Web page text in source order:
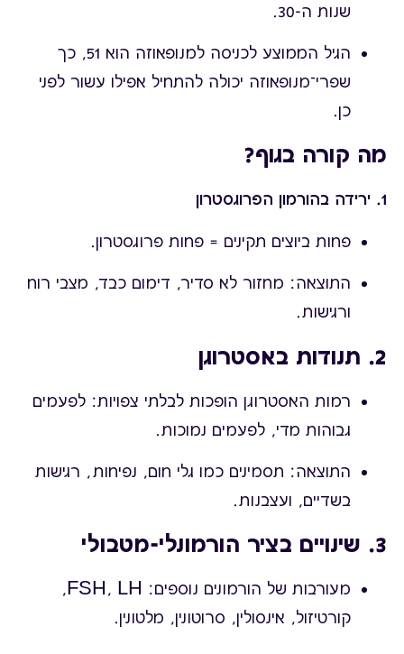
שנות ה-30.
הגיל הממוצע לכניסה למנופאוזה הוא 51, כך
שפרי־מנופאוזה יכולה להתחיל אפילו עשור לפני
כן.
מה קורה בגוף?
1. ירידה בהורמון הפרוגסטרון
פחות ביוצים תקינים = פחות פרוגסטרון.
התוצאה: מחזור לא סדיר, דימום כבד, מצבי רוח
ורגישות.
2. תנודות באסטרוגן
רמות האסטרוגן הופכות לבלתי צפויות: לפעמים
גבוהות מדי, לפעמים נמוכות.
התוצאה: תסמינים כמו גלי חום, נפיחות, רגישות
בשדיים, ועצבנות.
3. שינויים בציר הורמונלי-מטבולי
מעורבות של הורמונים נוספים: FSH, LH,
קורטיזול, אינסולין, סרוטונין, מלטונין.